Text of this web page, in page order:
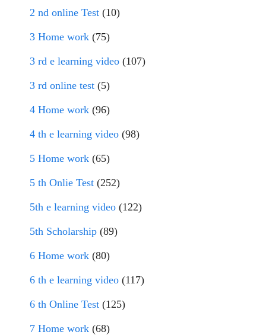
2 nd online Test (10)
3 Home work (75)
3 rd e learning video (107)
3 rd online test (5)
4 Home work (96)
4 th e learning video (98)
5 Home work (65)
5 th Onlie Test (252)
5th e learning video (122)
5th Scholarship (89)
6 Home work (80)
6 th e learning video (117)
6 th Online Test (125)
7 Home work (68)